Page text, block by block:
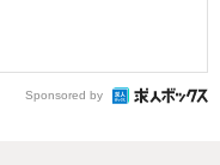
Sponsored by